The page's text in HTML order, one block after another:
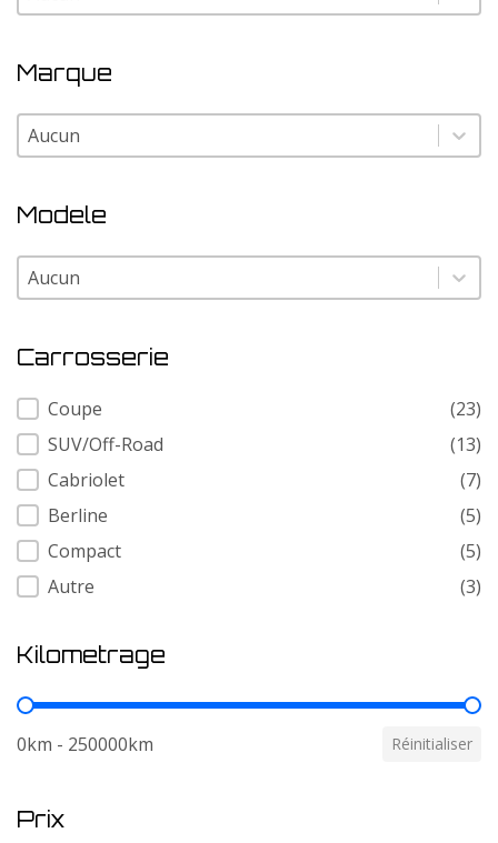
Marque
Marque
Marque
Modele
Modele
Modele
Carrosserie
Carrosserie
Coupe
(23)
SUV/Off-Road
(13)
Cabriolet
(7)
Berline
(5)
Compact
(5)
Autre
(3)
Kilometrage
Kilometrage
0km - 250000km Réinitialiser
Prix